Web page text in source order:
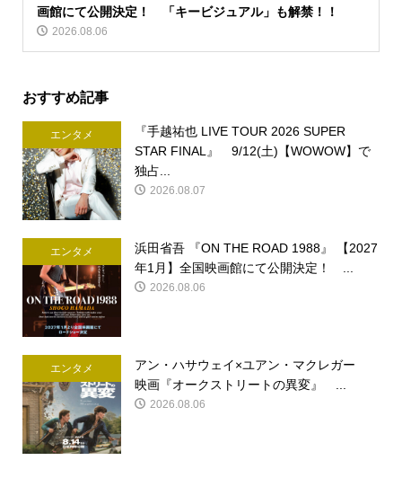
画館にて公開決定！ 「キービジュアル」も解禁！！
2026.08.06
おすすめ記事
エンタメ
『手越祐也 LIVE TOUR 2026 SUPER
STAR FINAL』 9/12(土)【WOWOW】で
独占...
2026.08.07
エンタメ
浜田省吾 『ON THE ROAD 1988』 【2027
年1月】全国映画館にて公開決定！ ...
2026.08.06
エンタメ
アン・ハサウェイ×ユアン・マクレガー
映画『オークストリートの異変』 ...
2026.08.06